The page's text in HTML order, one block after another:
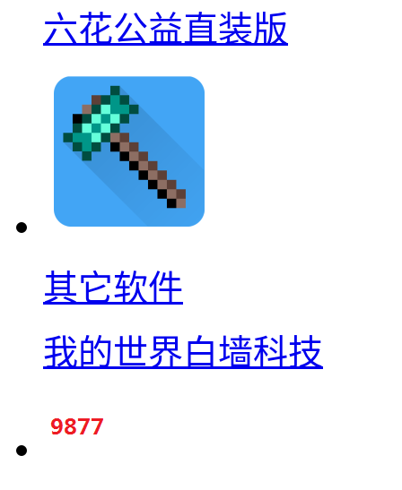
六花公益直装版
其它软件
我的世界白墙科技